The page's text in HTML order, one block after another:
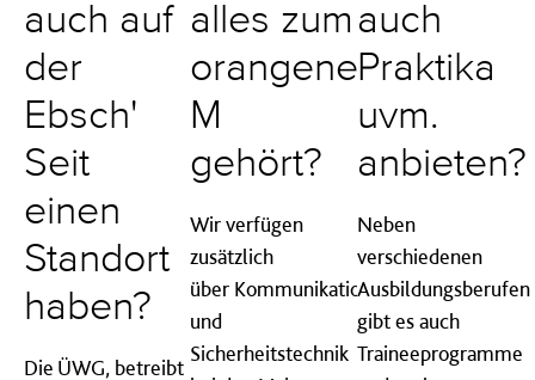
auch auf
der
Ebsch'
Seit
einen
Standort
haben?
Die ÜWG, betreibt
alles zum
orangenen
M
gehört?
Wir verfügen
zusätzlich
über Kommunikations-
und
Sicherheitstechnik
auch
Praktika
uvm.
anbieten?
Neben
verschiedenen
Ausbildungsberufen
gibt es auch
Traineeprogramme